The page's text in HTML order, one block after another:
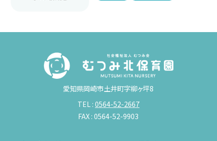
愛知県岡崎市土井町字柳ヶ坪8
TEL :0564-52-2667
FAX : 0564-52-9903